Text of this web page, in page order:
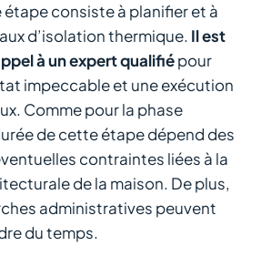
использовали? Какие игры
выигрыши? Давайте вместе
и узнаем, как играть в
себе идеальное казино?
где каждый желающий может
крупную сумму денег. Cat
из таких заведений, где игроки
огромные суммы и меняют
étape consiste à planifier et à
d’isolation thermique. Il est
à un expert qualifiépour
impeccable et une exécution
Comme pour la phase
de cette étape dépend des
contraintes liées à la
de la maison. De plus,
administratives peuvent
du temps.